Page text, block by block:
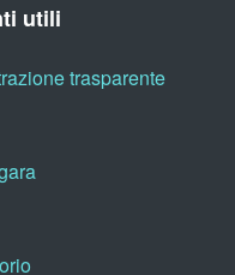
utili
trasparente